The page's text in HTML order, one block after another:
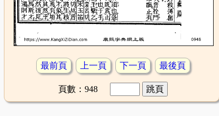
最前頁 上一頁 下一頁 最後頁
頁數：948